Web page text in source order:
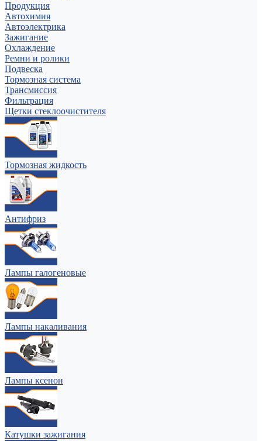
Продукция
Автохимия
Автоэлектрика
Зажигание
Охлаждение
Ремни и ролики
Подвеска
Тормозная система
Трансмиссия
Фильтрация
Щетки стеклоочистителя
Тормозная жидкость
Антифриз
Лампы галогеновые
Лампы накаливания
Лампы ксенон
Катушки зажигания